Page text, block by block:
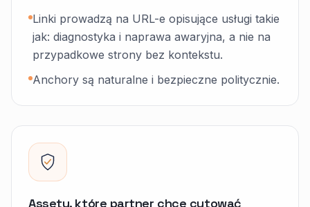
Linki prowadzą na URL-e opisujące usługi takie
jak: diagnostyka i naprawa awaryjna, a nie na
przypadkowe strony bez kontekstu.
Anchory są naturalne i bezpieczne politycznie.
Assety, które partner chce cytować